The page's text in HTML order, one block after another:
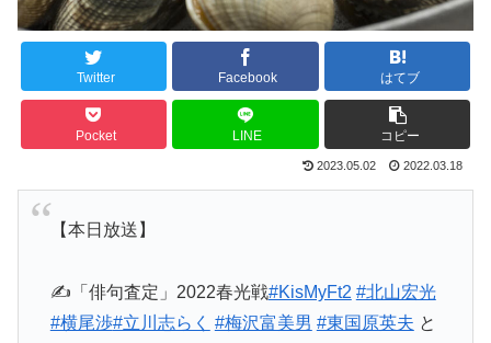
Twitter Facebook はてブ
Pocket LINE コピー
2023.05.02 2022.03.18
【本日放送】
✍「俳句査定」2022春光戦#KisMyFt2 #北山宏光
#横尾渉#立川志らく #梅沢富美男 #東国原英夫 と